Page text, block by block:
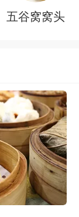
五谷窝窝头